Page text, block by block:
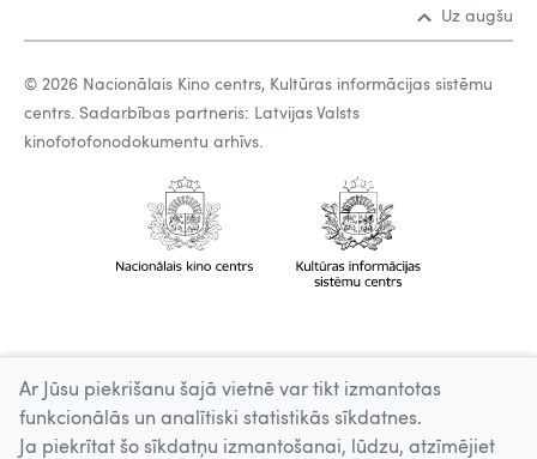
Uz augšu
© 2026 Nacionālais Kino centrs, Kultūras informācijas sistēmu
centrs. Sadarbības partneris: Latvijas Valsts
kinofotofonodokumentu arhīvs.
Ar Jūsu piekrišanu šajā vietnē var tikt izmantotas
funkcionālās un analītiski statistikās sīkdatnes.
Ja piekrītat šo sīkdatņu izmantošanai, lūdzu, atzīmējiet